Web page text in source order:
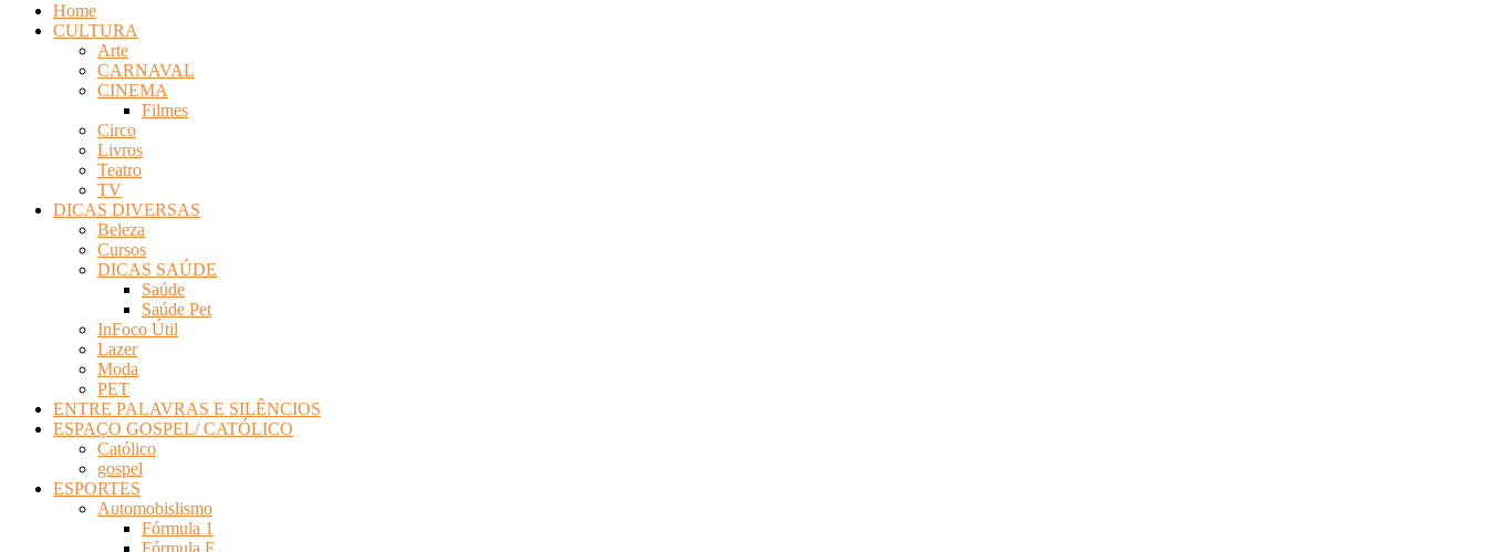
Home
CULTURA
Arte
CARNAVAL
CINEMA
Filmes
Circo
Livros
Teatro
TV
DICAS DIVERSAS
Beleza
Cursos
DICAS SAÚDE
Saúde
Saúde Pet
InFoco Útil
Lazer
Moda
PET
ENTRE PALAVRAS E SILÊNCIOS
ESPAÇO GOSPEL/ CATÓLICO
Católico
gospel
ESPORTES
Automobislismo
Fórmula 1